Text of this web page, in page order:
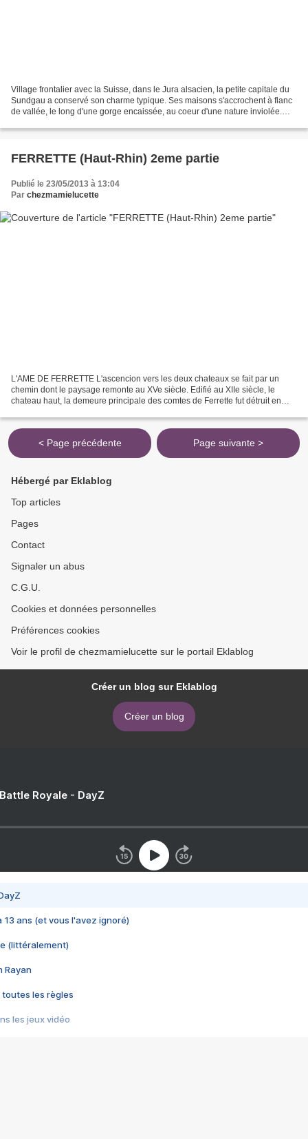
Village frontalier avec la Suisse, dans le Jura alsacien, la petite capitale du
Sundgau a conservé son charme typique. Ses maisons s'accrochent à flanc
de vallée, le long d'une gorge encaissée, au coeur d'une nature inviolée.
FERRETTE (Haut-Rhin) 2eme partie
Publié le 23/05/2013 à 13:04
Par chezmamielucette
L'AME DE FERRETTE L'ascencion vers les deux chateaux se fait par un
chemin dont le paysage remonte au XVe siècle. Edifié au XIIe siècle, le
chateau haut, la demeure principale des comtes de Ferrette fut détruit en
< Page précédente Page suivante >
Hébergé par Eklablog
Top articles
Pages
Contact
Signaler un abus
C.G.U.
Cookies et données personnelles
Préférences cookies
Voir le profil de chezmamielucette sur le portail Eklablog
Créer un blog sur Eklablog
Créer un blog
Royale - DayZ
13 ans (et vous l'avez ignoré)
(littéralement)
Rayan
toutes les règles
les jeux vidéo